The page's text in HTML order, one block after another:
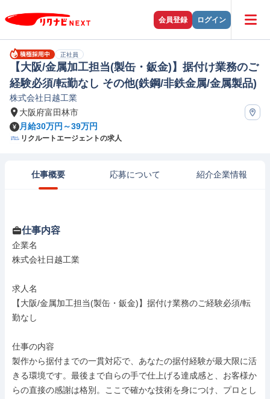
会員登録 ログイン
正社員
【大阪/金属加工担当(製缶・鈑金)】据付け業務のご
経験必須/転勤なし その他(鉄鋼/非鉄金属/金属製品)
株式会社日越工業
大阪府富田林市
月給30万円～39万円
リクルートエージェントの求人
仕事概要 応募について 紹介企業情報
仕事内容
企業名
株式会社日越工業
求人名
【大阪/金属加工担当(製缶・鈑金)】据付け業務のご経験必須/転
勤なし
仕事の内容
製作から据付までの一貫対応で、あなたの据付経験が最大限に活
きる環境です。最後まで自らの手で仕上げる達成感と、お客様か
らの直接の感謝は格別。ここで確かな技術を身につけ、プロとし